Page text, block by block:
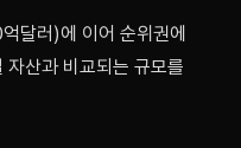
달러)에 이어 순위권에
산과 비교되는 규모를